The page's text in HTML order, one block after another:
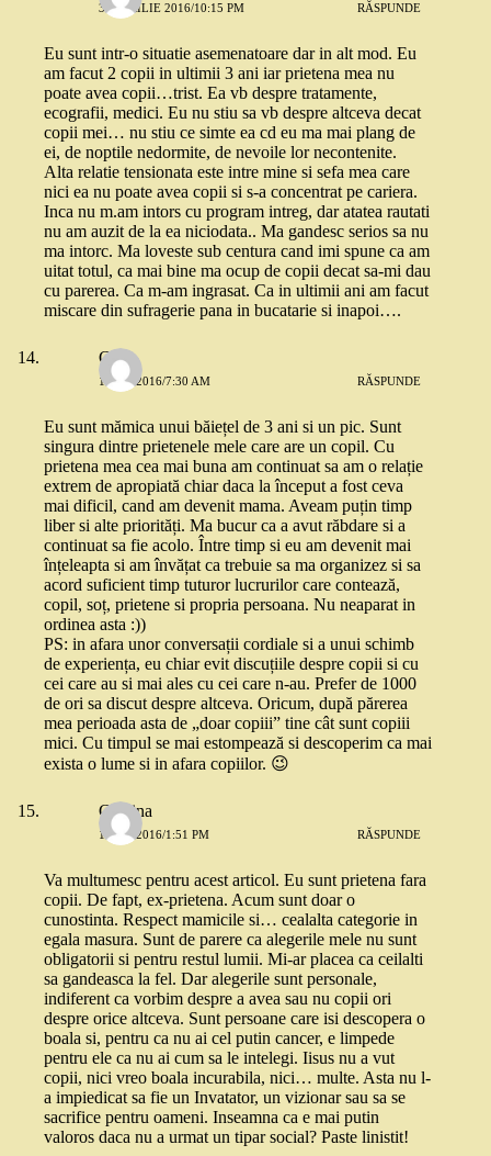
30 APRILIE 2016/10:15 PM RĂSPUNDE
Eu sunt intr-o situatie asemenatoare dar in alt mod. Eu
am facut 2 copii in ultimii 3 ani iar prietena mea nu
poate avea copii…trist. Ea vb despre tratamente,
ecografii, medici. Eu nu stiu sa vb despre altceva decat
copii mei… nu stiu ce simte ea cd eu ma mai plang de
ei, de noptile nedormite, de nevoile lor necontenite.
Alta relatie tensionata este intre mine si sefa mea care
nici ea nu poate avea copii si s-a concentrat pe cariera.
Inca nu m.am intors cu program intreg, dar atatea rautati
nu am auzit de la ea niciodata.. Ma gandesc serios sa nu
ma intorc. Ma loveste sub centura cand imi spune ca am
uitat totul, ca mai bine ma ocup de copii decat sa-mi dau
cu parerea. Ca m-am ingrasat. Ca in ultimii ani am facut
miscare din sufragerie pana in bucatarie si inapoi….
Cam
1 MAI 2016/7:30 AM RĂSPUNDE
Eu sunt mămica unui băiețel de 3 ani si un pic. Sunt
singura dintre prietenele mele care are un copil. Cu
prietena mea cea mai buna am continuat sa am o relație
extrem de apropiată chiar daca la început a fost ceva
mai dificil, cand am devenit mama. Aveam puțin timp
liber si alte priorități. Ma bucur ca a avut răbdare si a
continuat sa fie acolo. Între timp si eu am devenit mai
înțeleapta si am învățat ca trebuie sa ma organizez si sa
acord suficient timp tuturor lucrurilor care contează,
copil, soț, prietene si propria persoana. Nu neaparat in
ordinea asta :))
PS: in afara unor conversații cordiale si a unui schimb
de experiența, eu chiar evit discuțiile despre copii si cu
cei care au si mai ales cu cei care n-au. Prefer de 1000
de ori sa discut despre altceva. Oricum, după părerea
mea perioada asta de „doar copiii” tine cât sunt copiii
mici. Cu timpul se mai estompează si descoperim ca mai
exista o lume si in afara copiilor. 😉
Cristina
1 MAI 2016/1:51 PM RĂSPUNDE
Va multumesc pentru acest articol. Eu sunt prietena fara
copii. De fapt, ex-prietena. Acum sunt doar o
cunostinta. Respect mamicile si… cealalta categorie in
egala masura. Sunt de parere ca alegerile mele nu sunt
obligatorii si pentru restul lumii. Mi-ar placea ca ceilalti
sa gandeasca la fel. Dar alegerile sunt personale,
indiferent ca vorbim despre a avea sau nu copii ori
despre orice altceva. Sunt persoane care isi descopera o
boala si, pentru ca nu ai cel putin cancer, e limpede
pentru ele ca nu ai cum sa le intelegi. Iisus nu a vut
copii, nici vreo boala incurabila, nici… multe. Asta nu l-
a impiedicat sa fie un Invatator, un vizionar sau sa se
sacrifice pentru oameni. Inseamna ca e mai putin
valoros daca nu a urmat un tipar social? Paste linistit!